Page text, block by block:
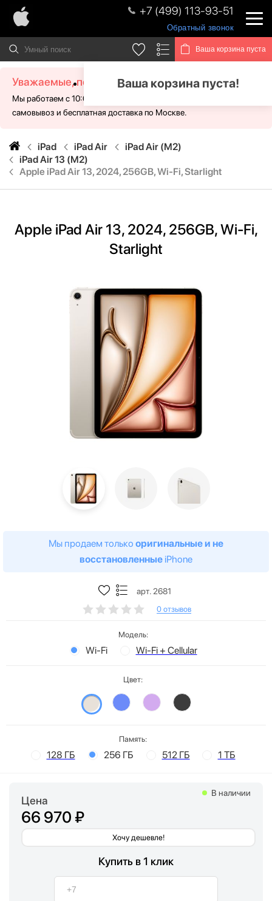
+7 (499) 113-93-51
Обратный звонок
Ваша корзина пуста
Ваша корзина пуста!
Уважаемые, посетители!
Мы работаем с 10:00 - 21:00 без выходных. Для Вас доступен
самовывоз и бесплатная доставка по Москве.
iPad iPad Air
iPad Air (M2)
iPad Air 13 (M2)
Apple iPad Air 13, 2024, 256GB, Wi-Fi, Starlight
Apple iPad Air 13, 2024, 256GB, Wi-Fi,
Starlight
Мы продаем только оригинальные и не
восстановленные iPhone
арт. 2681
0 отзывов
Модель:
Wi-Fi Wi-Fi + Cellular
Цвет:
Память:
128 ГБ 256 ГБ 512 ГБ 1 ТБ
Цена
66 970 ₽
Хочу дешевле!
В наличии
Купить в 1 клик